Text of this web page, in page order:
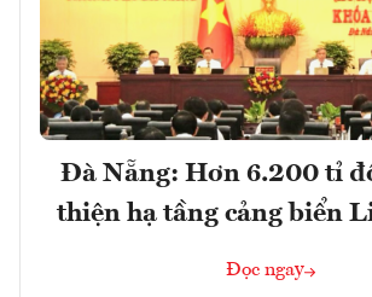
Đà Nẵng: Hơn 6.200 tỉ
thiện hạ tầng cảng biển
Đọc ngay